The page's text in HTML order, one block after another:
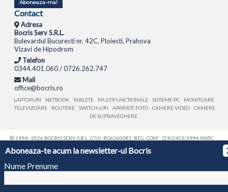
Aboneaza-te acum la newsletter-ul Bocris
Nume Prenume
Aboneaza-ma!
Contact
Adresa
Bocris Serv S.R.L.
Bulevardul Bucuresti nr. 42C, Ploiesti, Prahova
Vizavi de Hipodrom
Telefon
0344.401.060 / 0726.262.747
Mail
office@bocris.ro
LAPTOPURI NETBOOK TABLETE MULTIFUNCTIONALE SISTEME PC
MONITOARE
TELEVIZOARE
ROUTERE SWITCH-URI APARATE FOTO CAMERE VIDEO
CAMERE
DE SUPRAVEGHERE
© 1994 - 2026 BOCRIS SERV S.R.L. | CUI: RO6260085, REG. COM.: J29/2413/1994ANPC